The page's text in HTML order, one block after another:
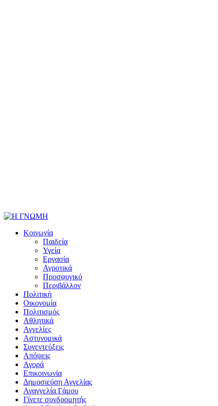
Κοινωνία
Παιδεία
Υγεία
Εργασία
Αγροτικά
Προσφυγικό
Περιβάλλον
Πολιτική
Οικονομία
Πολιτισμός
Αθλητικά
Αγγελίες
Αστυνομικά
Συνεντεύξεις
Απόψεις
Αγορά
Επικοινωνία
Δημοσιεύση Αγγελίας
Αναγγελία Γάμου
Γίνετε συνδρομητής